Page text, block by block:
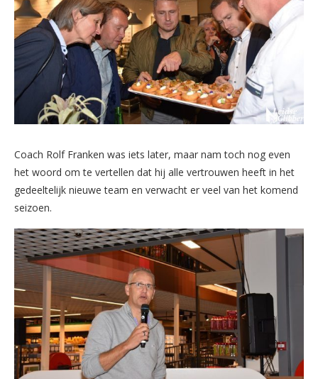
Coach Rolf Franken was iets later, maar nam toch nog even
het woord om te vertellen dat hij alle vertrouwen heeft in het
gedeeltelijk nieuwe team en verwacht er veel van het komend
seizoen.